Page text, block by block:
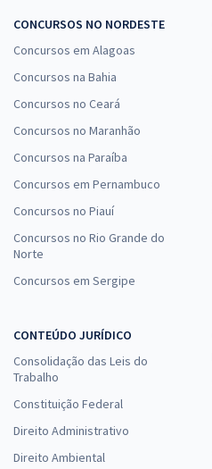
CONCURSOS NO NORDESTE
Concursos em Alagoas
Concursos na Bahia
Concursos no Ceará
Concursos no Maranhão
Concursos na Paraíba
Concursos em Pernambuco
Concursos no Piauí
Concursos no Rio Grande do
Norte
Concursos em Sergipe
CONTEÚDO JURÍDICO
Consolidação das Leis do
Trabalho
Constituição Federal
Direito Administrativo
Direito Ambiental